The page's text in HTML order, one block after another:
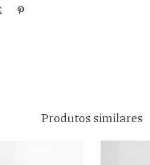
Produtos similares